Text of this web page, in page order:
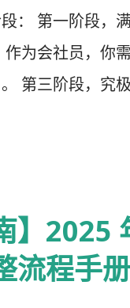
： 第一阶段，
为会社员，你
第三阶段，究
】
流程手册